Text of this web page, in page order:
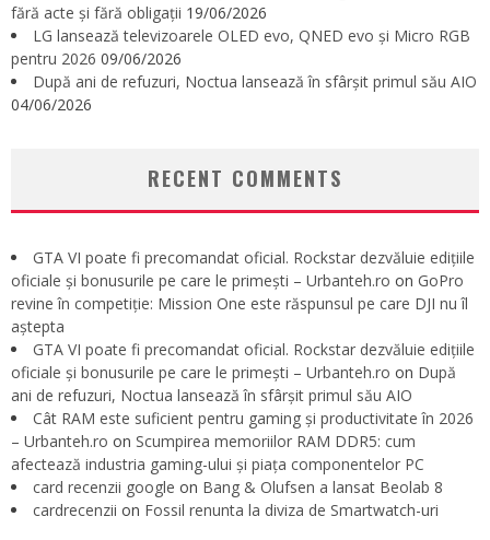
fără acte și fără obligații 19/06/2026
LG lansează televizoarele OLED evo, QNED evo și Micro RGB
pentru 2026 09/06/2026
După ani de refuzuri, Noctua lansează în sfârșit primul său AIO
04/06/2026
RECENT COMMENTS
GTA VI poate fi precomandat oficial. Rockstar dezvăluie edițiile
oficiale și bonusurile pe care le primești – Urbanteh.ro on GoPro
revine în competiție: Mission One este răspunsul pe care DJI nu îl
aștepta
GTA VI poate fi precomandat oficial. Rockstar dezvăluie edițiile
oficiale și bonusurile pe care le primești – Urbanteh.ro on După
ani de refuzuri, Noctua lansează în sfârșit primul său AIO
Cât RAM este suficient pentru gaming și productivitate în 2026
– Urbanteh.ro on Scumpirea memoriilor RAM DDR5: cum
afectează industria gaming-ului și piața componentelor PC
card recenzii google on Bang & Olufsen a lansat Beolab 8
cardrecenzii on Fossil renunta la diviza de Smartwatch-uri